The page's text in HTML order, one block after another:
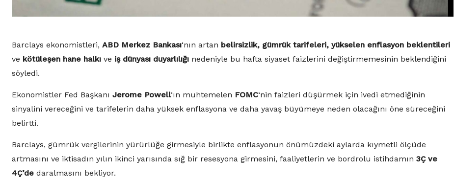
Barclays ekonomistleri, ABD Merkez Bankası‘nın artan belirsizlik, gümrük tarifeleri, yükselen enflasyon beklentileri
ve kötüleşen hane halkı ve iş dünyası duyarlılığı nedeniyle bu hafta siyaset faizlerini değiştirmemesinin beklendiğini
söyledi.
Ekonomistler Fed Başkanı Jerome Powell‘ın muhtemelen FOMC‘nin faizleri düşürmek için ivedi etmediğinin
sinyalini vereceğini ve tarifelerin daha yüksek enflasyona ve daha yavaş büyümeye neden olacağını öne süreceğini
belirtti.
Barclays, gümrük vergilerinin yürürlüğe girmesiyle birlikte enflasyonun önümüzdeki aylarda kıymetli ölçüde
artmasını ve iktisadın yılın ikinci yarısında sığ bir resesyona girmesini, faaliyetlerin ve bordrolu istihdamın 3Ç ve
4Ç’de daralmasını bekliyor.